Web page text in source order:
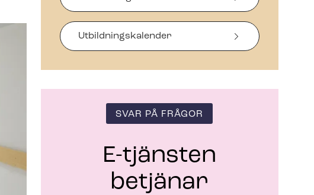
a
s
i
t
Ut­bild­nings­ka­len­der
SVAR PÅ FRÅGOR
E-tjänsten
betjänar